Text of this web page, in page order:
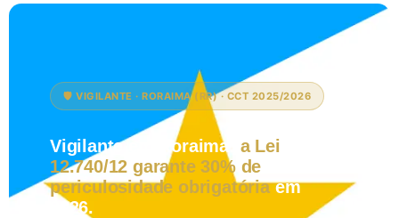
🛡️ VIGILANTE · RORAIMA (RR) · CCT 2025/2026
Vigilante em Roraima: a Lei
12.740/12 garante 30% de
periculosidade obrigatóriaem
2026.